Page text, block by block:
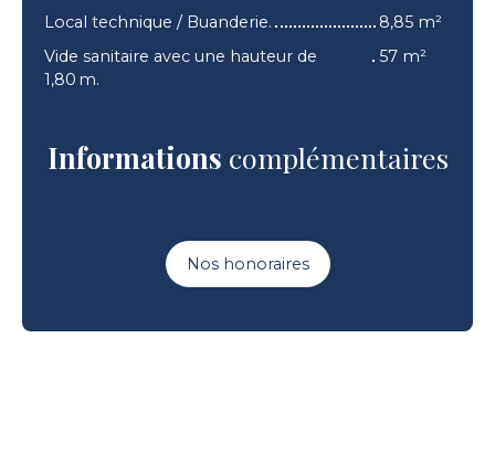
Local technique / Buanderie.
8,85 m²
Vide sanitaire avec une hauteur de
1,80 m.
57 m²
Informations complémentaires
Nos honoraires